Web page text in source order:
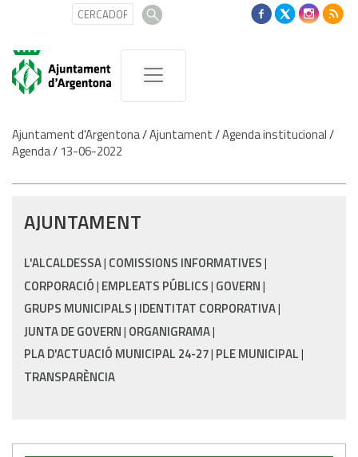
Ajuntament d'Argentona/Ajuntament/Agenda institucional/
Agenda/ 13-06-2022
AJUNTAMENT
L'ALCALDESSA COMISSIONS INFORMATIVES
CORPORACIÓ EMPLEATS PÚBLICS GOVERN
GRUPS MUNICIPALS IDENTITAT CORPORATIVA
JUNTA DE GOVERN ORGANIGRAMA
PLA D'ACTUACIÓ MUNICIPAL 24-27 PLE MUNICIPAL
TRANSPARÈNCIA